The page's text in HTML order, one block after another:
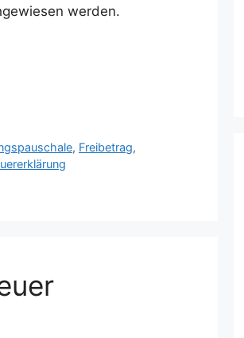
werden.
, Freibetrag,